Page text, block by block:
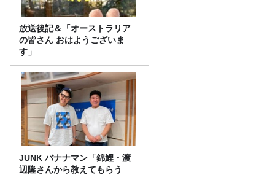
放送後記＆「オーストラリア
の皆さん おはようございま
す」
JUNK バナナマン「錦鯉・渡
辺隆さんから教えてもらう